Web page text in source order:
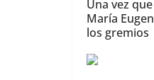
Una vez
María
los gremios